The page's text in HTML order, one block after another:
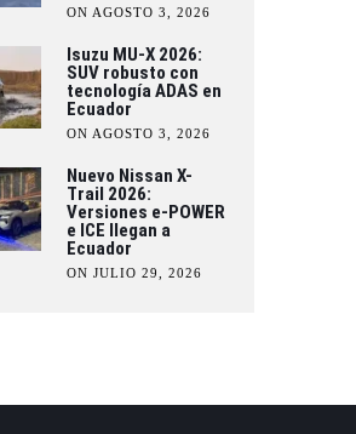
ON AGOSTO 3, 2026
Isuzu MU-X 2026:
SUV robusto con
tecnología ADAS en
Ecuador
ON AGOSTO 3, 2026
Nuevo Nissan X-
Trail 2026:
Versiones e-POWER
e ICE llegan a
Ecuador
ON JULIO 29, 2026